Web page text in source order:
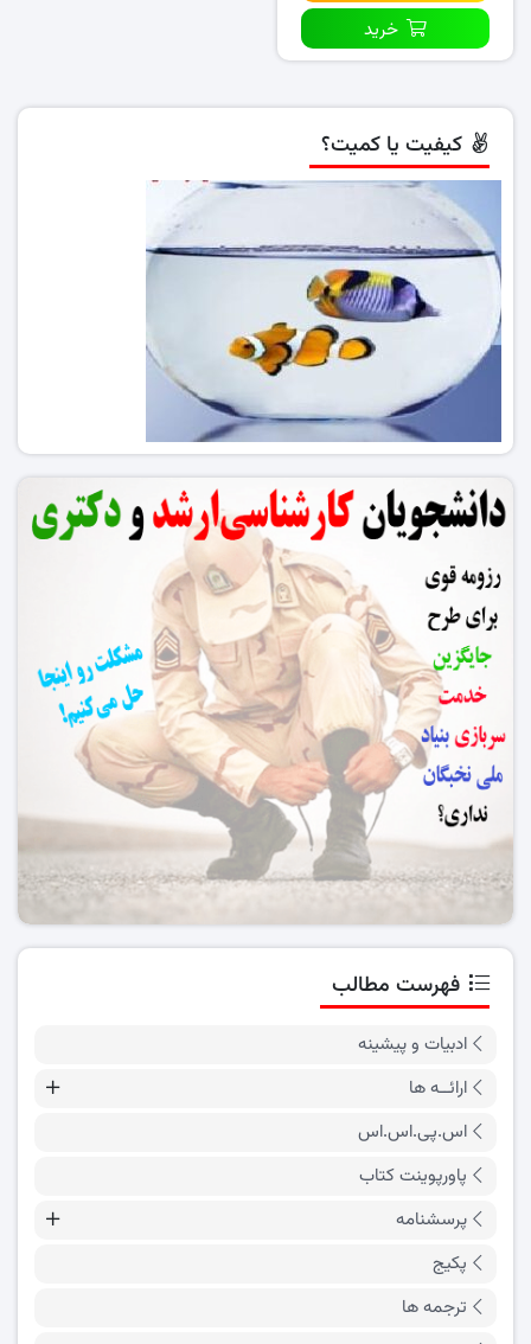
خرید
کیفیت یا کمیت؟
فهرست مطالب
ادبیات و پیشینه
ارائــه ها
اس.پی.اس.اس
پاورپوینت کتاب
پرسشنامه
پکیج
ترجمه ها